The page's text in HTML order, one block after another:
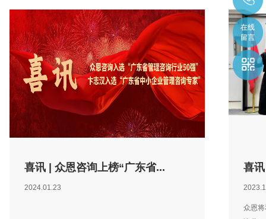
喜讯 | 众恩咨询上榜“广东省...
2024.01.23
喜
众恩
在线
留言
在线
留言